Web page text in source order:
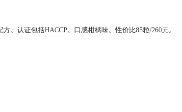
。认证包括HACCP。口感柑橘味。性价比85粒/260元。